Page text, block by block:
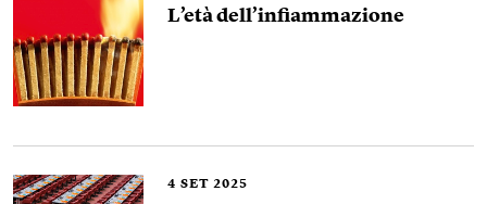
L’età dell’infiammazione
4 SET 2025